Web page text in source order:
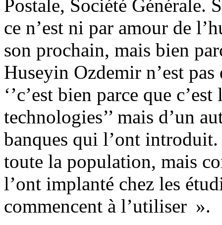
Postale, Société Générale.
ce n’est ni par amour de
son prochain, mais bien
Huseyin Ozdemir n’est
‘’c’est bien parce que
technologies’’ mais d’un
banques qui l’ont
toute la population, mais
l’ont implanté chez les
commencent à l’utiliser ».